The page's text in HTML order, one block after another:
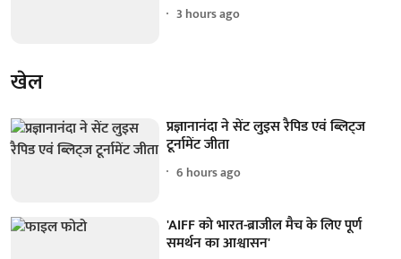
3 hours ago
खेल
प्रज्ञानानंदा ने सेंट लुइस रैपिड एवं ब्लिट्ज
टूर्नामेंट जीता
6 hours ago
'AIFF को भारत-ब्राजील मैच के लिए पूर्ण
समर्थन का आश्वासन'